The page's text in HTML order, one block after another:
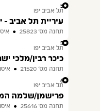
58
תל אביב יפו
עיריית תל אביב -
תחנה מס׳ 25823
59
תל אביב יפו
כיכר רבין/מלכי
תחנה מס׳ 21520
60
תל אביב יפו
פרישמן/שלמה
תחנה מס׳ 25616